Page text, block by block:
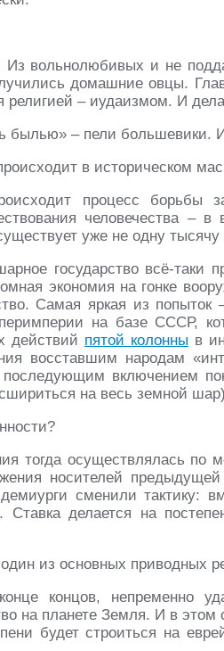
Из вольнолюбивых и не
домашние овцы.
религией – иудаизмом. И
былью» – пели большевики. И
в историческом
процесс борьбы
человечества –
уже не одну тысячу
государство всё-таки
экономия на гонке
Самая яркая из попыток
на базе СССР,
действий пятой колонны в
восставшим народам
включением
на весь земной
тогда осуществлялась по
носителей
сменили тактику:
Ставка делается на
из основных приводных
концов, непременно
на планете Земля. И в
будет строиться на